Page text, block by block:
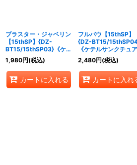
ブラスター・ジャベリン
【15thSP】{DZ-
BT15/15thSP03}《ケテ
ルサンクチュアリ》
1,980円(税込)
カートに入れる
フルバウ【15thSP】
{DZ-BT15/
《ケテルサンクチュア
リ》
2,480円(税込)
カートに入れ